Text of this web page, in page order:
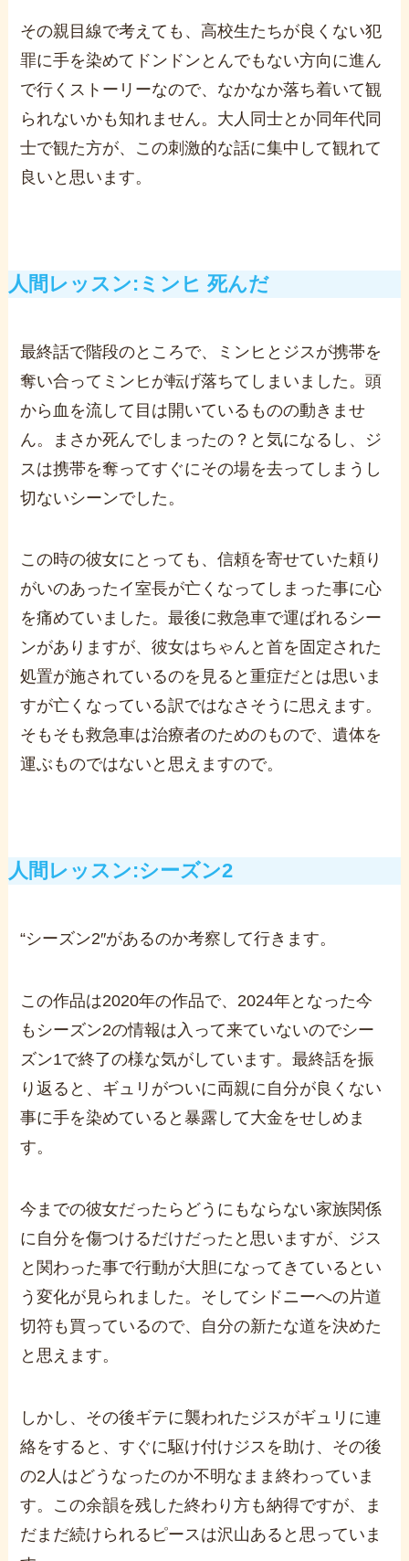
その親目線で考えても、高校生たちが良くない犯
罪に手を染めてドンドンとんでもない方向に進ん
で行くストーリーなので、なかなか落ち着いて観
られないかも知れません。 大人同士とか同年代同
士で観た方が、この刺激的な話に集中して観れて
良いと思います。
人間レッスン: ミンヒ 死んだ
最終話で階段のところで、ミンヒとジスが携帯を
奪い合ってミンヒが転げ落ちてしまいました。頭
から血を流して目は開いているものの動きませ
ん。
まさか死んでしまったの？と気になるし、ジ
スは携帯を奪ってすぐにその場を去ってしまうし
切ないシーンでした。
この時の彼女にとっても、信頼を寄せていた頼り
がいのあったイ室長が亡くなってしまった事に心
を痛めていました。最後に救急車で運ばれるシー
ンがありますが、彼女はちゃんと首を固定された
処置が施されているのを見ると重症だとは思いま
すが亡くなっている訳ではなさそうに思えます。
そもそも救急車は治療者のためのもので、遺体を
運ぶものではないと思えますので。
人間レッスン:シーズン2
“シーズン2″があるのか考察して行きます。
この作品は2020年の作品で、2024年となった今
もシーズン2の情報は入って来ていないのでシー
ズン1で終了の様な気がしています。最終話を振
り返ると、ギュリがついに両親に自分が良くない
事に手を染めていると暴露して大金をせしめま
す。
今までの彼女だったらどうにもならない家族関係
に自分を傷つけるだけだったと思いますが、ジス
と関わった事で行動が大胆になってきているとい
う変化が見られました。 そしてシドニーへの片道
切符も買っているので、自分の新たな道を決めた
と思えます。
しかし、その後ギテに襲われたジスがギュリに連
絡をすると、すぐに駆け付けジスを助け、その後
の2人はどうなったのか不明なまま終わっていま
す。 この余韻を残した終わり方も納得ですが、ま
だまだ続けられるピースは沢山あると思っていま